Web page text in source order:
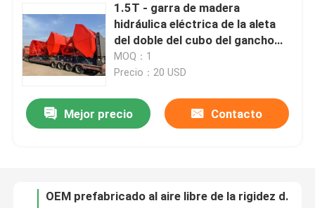
Hogar
Productos
Vídeos
Viaje de la fábrica
1.5T - garra de madera
hidráulica eléctrica de la aleta
del doble del cubo del gancho
agarrador 50T 7.5Kw ~ 55Kw
MOQ：1
Precio：20 USD
Mejor precio Contacto
OEM prefabricado al aire libre de la rigidez de las estructuras del toldo del metal alto disponible
Velocidad ajustable 0-20m/Min del carril de la cucharón del carro plano durable de la transferencia